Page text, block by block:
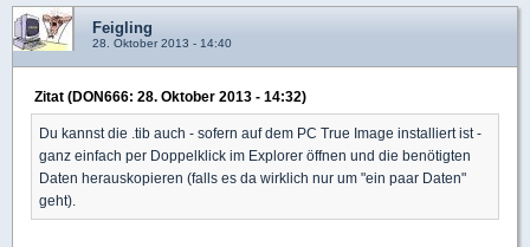
Feigling
28. Oktober 2013 - 14:40
Zitat (DON666: 28. Oktober 2013 - 14:32)
Du kannst die .tib auch - sofern auf dem PC True Image installiert ist -
ganz einfach per Doppelklick im Explorer öffnen und die benötigten
Daten herauskopieren (falls es da wirklich nur um "ein paar Daten"
geht).